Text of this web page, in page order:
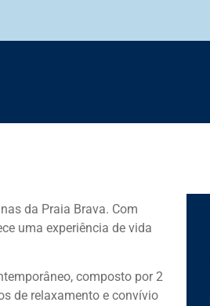
da Praia Brava. Com
uma experiência de vida
composto por 2
de relaxamento e convívio